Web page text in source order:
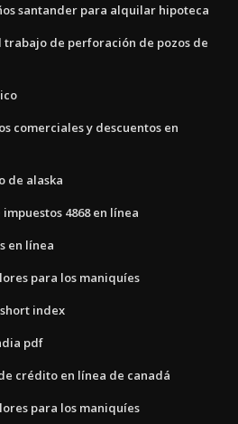
santander para alquilar hipoteca
de perforación de pozos de
comerciales y descuentos en
de alaska
4868 en línea
en línea
para los maniquíes
index
pdf
crédito en línea de canadá
para los maniquíes